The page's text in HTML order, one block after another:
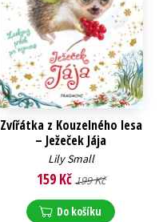
Zvířátka z Kouzelného lesa
– Ježeček Jája
Lily Small
159 Kč 199 Kč
Do košíku